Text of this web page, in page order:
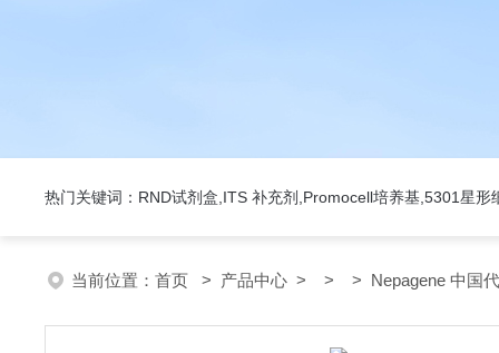
热门关键词：RND试剂盒,ITS 补充剂,Promocell培养基,5301星形
当前位置： 首页 > 产品中心 > > > Nepagene 中国